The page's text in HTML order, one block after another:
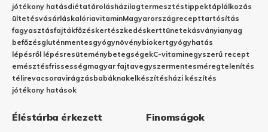
jótékony hatásdiétatárolásházilagtermesztéstippektáplálkozás
ültetésvásárláskalóriavitaminMagyarországrecepttartósítás
fagyasztásfajtákfőzéskertészkedéskerttünetekásványianyag
befőzésgluténmentesgyógynövénybiokertgyógyhatás
lépésről lépésresüteménybetegségekC-vitaminegyszerű recept
emésztésfrissességmagyar fajtavegyszermentesméregtelenítés
télirevacsoravirágzásbabáknakelkészítésházi készítés
jótékony hatások
Éléstárba érkezett Finomságok